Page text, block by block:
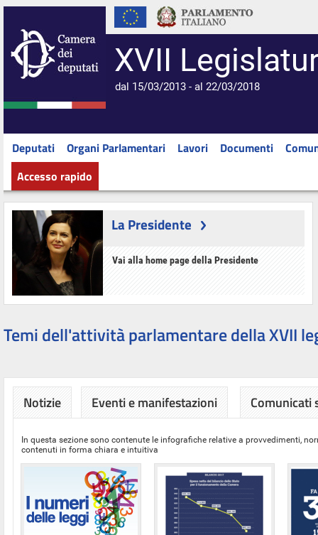
XVII
dal 15/03/2013 - al 22/03/2018
Deputati Organi Parlamentari Lavori Documenti
Accesso rapido
La Presidente
Vai alla home page della Presidente
Temi dell'attività parlamentare della XVII
Notizie Eventi e manifestazioni Comunicati
In questa sezione sono contenute le infografiche relative a provvedimenti,
contenuti in forma chiara e intuitiva